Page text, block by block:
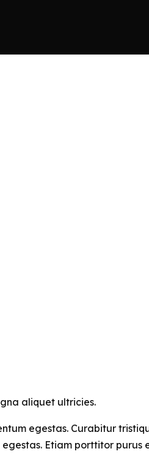
aliquet ultricies.
egestas. Curabitur
Etiam porttitor